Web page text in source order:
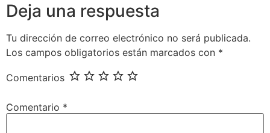
Deja una respuesta
Tu dirección de correo electrónico no será publicada.
Los campos obligatorios están marcados con *
Comentarios
Comentario *